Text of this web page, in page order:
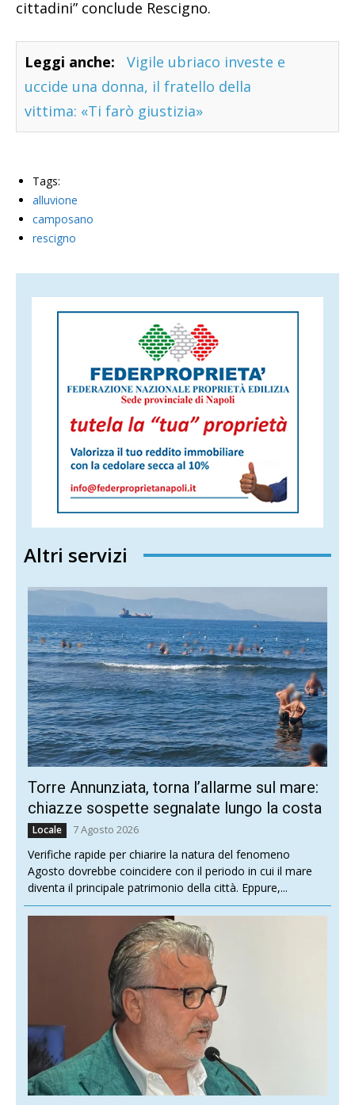
cittadini” conclude Rescigno.
Leggi anche:
Vigile ubriaco investe e
uccide una donna, il fratello della
vittima: «Ti farò giustizia»
Tags:
alluvione
camposano
rescigno
Altri servizi
Torre Annunziata, torna l’allarme sul mare:
chiazze sospette segnalate lungo la costa
Locale 7 Agosto 2026
Verifiche rapide per chiarire la natura del fenomeno
Agosto dovrebbe coincidere con il periodo in cui il mare
diventa il principale patrimonio della città. Eppure,...